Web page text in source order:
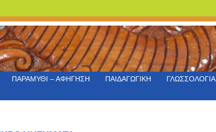
ΠΑΡΑΜΥΘΙ – ΑΦΗΓΗΣΗ ΠΑΙΔΑΓΩΓΙΚΗ ΓΛΩΣΣΟΛΟΓΙΑ